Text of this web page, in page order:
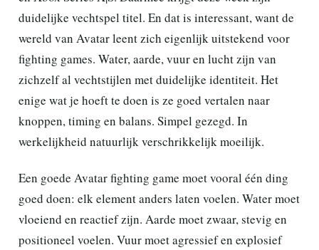
duidelijke vechtspel titel. En dat is interessant, want de
wereld van Avatar leent zich eigenlijk uitstekend voor
fighting games. Water, aarde, vuur en lucht zijn van
zichzelf al vechtstijlen met duidelijke identiteit. Het
enige wat je hoeft te doen is ze goed vertalen naar
knoppen, timing en balans. Simpel gezegd. In
werkelijkheid natuurlijk verschrikkelijk moeilijk.
Een goede Avatar fighting game moet vooral één ding
goed doen: elk element anders laten voelen. Water moet
vloeiend en reactief zijn. Aarde moet zwaar, stevig en
positioneel voelen. Vuur moet agressief en explosief